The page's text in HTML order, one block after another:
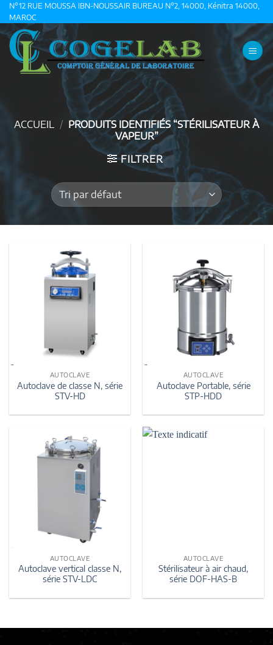
Passer
au
contenu
N°12 RUE MOUSSA IBN-NOUSSAIR BUREAU N°2, 14000, Kénitra 14000,
MAROC
ACCUEIL / PRODUITS IDENTIFIÉS “STÉRILISATEUR À
VAPEUR”
FILTRER
AUTOCLAVE
Autoclave de classe N, série
STV-HD
AUTOCLAVE
Autoclave Portable, série
STP-HDD
AUTOCLAVE
Autoclave vertical classe N,
série STV-LDC
AUTOCLAVE
Stérilisateur à air chaud,
série DOF-HAS-B